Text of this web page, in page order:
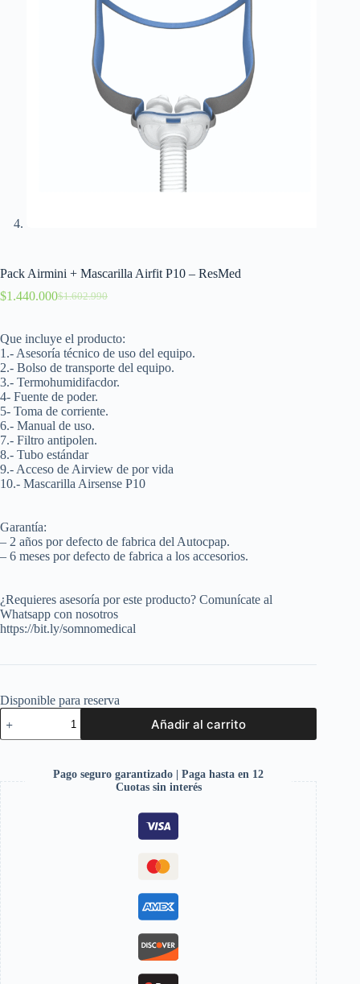
Pack Airmini + Mascarilla Airfit P10 – ResMed
$1.602.990
$1.440.000
Que incluye el producto:
1.- Asesoría técnico de uso del equipo.
2.- Bolso de transporte del equipo.
3.- Termohumidifacdor.
4- Fuente de poder.
5- Toma de corriente.
6.- Manual de uso.
7.- Filtro antipolen.
8.- Tubo estándar
9.- Acceso de Airview de por vida
10.- Mascarilla Airsense P10
Garantía:
– 2 años por defecto de fabrica del Autocpap.
– 6 meses por defecto de fabrica a los accesorios.
¿Requieres asesoría por este producto? Comunícate al
Whatsapp con nosotros
https://bit.ly/somnomedical
Disponible para reserva
Añadir al carrito
Pago seguro garantizado | Paga hasta en 12
Cuotas sin interés